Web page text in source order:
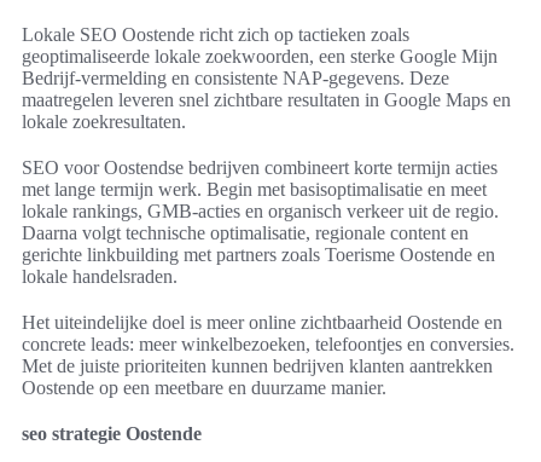
Lokale SEO Oostende richt zich op tactieken zoals
geoptimaliseerde lokale zoekwoorden, een sterke Google Mijn
Bedrijf-vermelding en consistente NAP-gegevens. Deze
maatregelen leveren snel zichtbare resultaten in Google Maps en
lokale zoekresultaten.
SEO voor Oostendse bedrijven combineert korte termijn acties
met lange termijn werk. Begin met basisoptimalisatie en meet
lokale rankings, GMB-acties en organisch verkeer uit de regio.
Daarna volgt technische optimalisatie, regionale content en
gerichte linkbuilding met partners zoals Toerisme Oostende en
lokale handelsraden.
Het uiteindelijke doel is meer online zichtbaarheid Oostende en
concrete leads: meer winkelbezoeken, telefoontjes en conversies.
Met de juiste prioriteiten kunnen bedrijven klanten aantrekken
Oostende op een meetbare en duurzame manier.
seo strategie Oostende